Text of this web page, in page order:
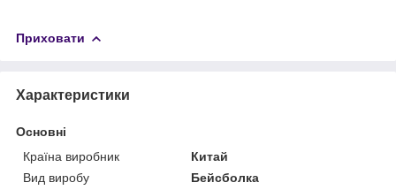
Приховати
Характеристики
Основні
Країна виробник
Китай
Вид виробу
Бейсболка